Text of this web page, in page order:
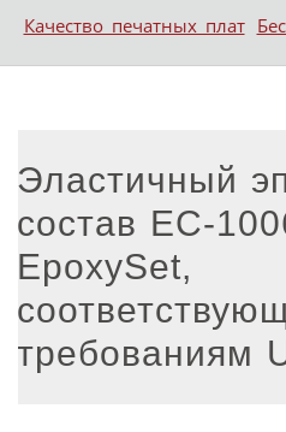
Качество печатных плат
Эластичный
состав EC-
EpoxySet,
требованиям